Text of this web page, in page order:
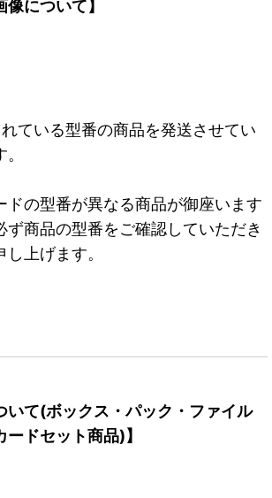
像について】
ている型番の商品を発送させてい
ドの型番が異なる商品が御座います
ず商品の型番をご確認していただき
上げます。
いて(ボックス・パック・ファイル
ドセット商品)】